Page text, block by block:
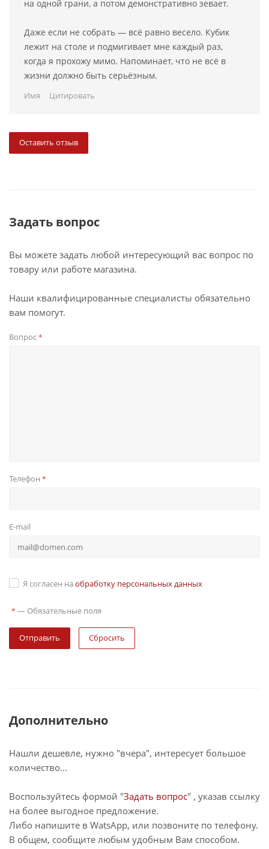
на одной грани, а потом демонстративно зевает.
Даже если не собрать — всё равно весело. Кубик
лежит на столе и подмигивает мне каждый раз,
когда я прохожу мимо. Напоминает, что не всё в
жизни должно быть серьёзным.
Имя Цитировать
Оставить отзыв
Задать вопрос
Вы можете задать любой интересующий вас вопрос по
товару или работе магазина.
Наши квалифицированные специалисты обязательно
вам помогут.
Вопрос*
Телефон *
E-mail
Я согласен на обработку персональных данных
* — Обязательные поля
Сбросить
Дополнительно
Нашли дешевле, нужно "вчера", интересует большое
количество...
Воспользуйтесь формой "Задать вопрос" , указав ссылку
на более выгодное предложение.
Либо напишите в WatsApp, или позвоните по телефону.
В общем, сообщите любым удобным Вам способом.